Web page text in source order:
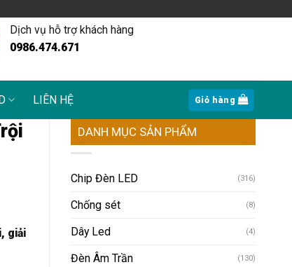
Dịch vụ hỗ trợ khách hàng
0986.474.671
LIÊN HỆ Giỏ hàng
giải
DANH MỤC SẢN PHẨM
Chip Đèn LED (316)
Chống sét (8)
Dây Led (4)
Đèn Âm Trần (130)